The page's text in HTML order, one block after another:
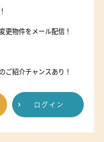
更物件をメール配信！
ご紹介チャンスあり！
ログイン